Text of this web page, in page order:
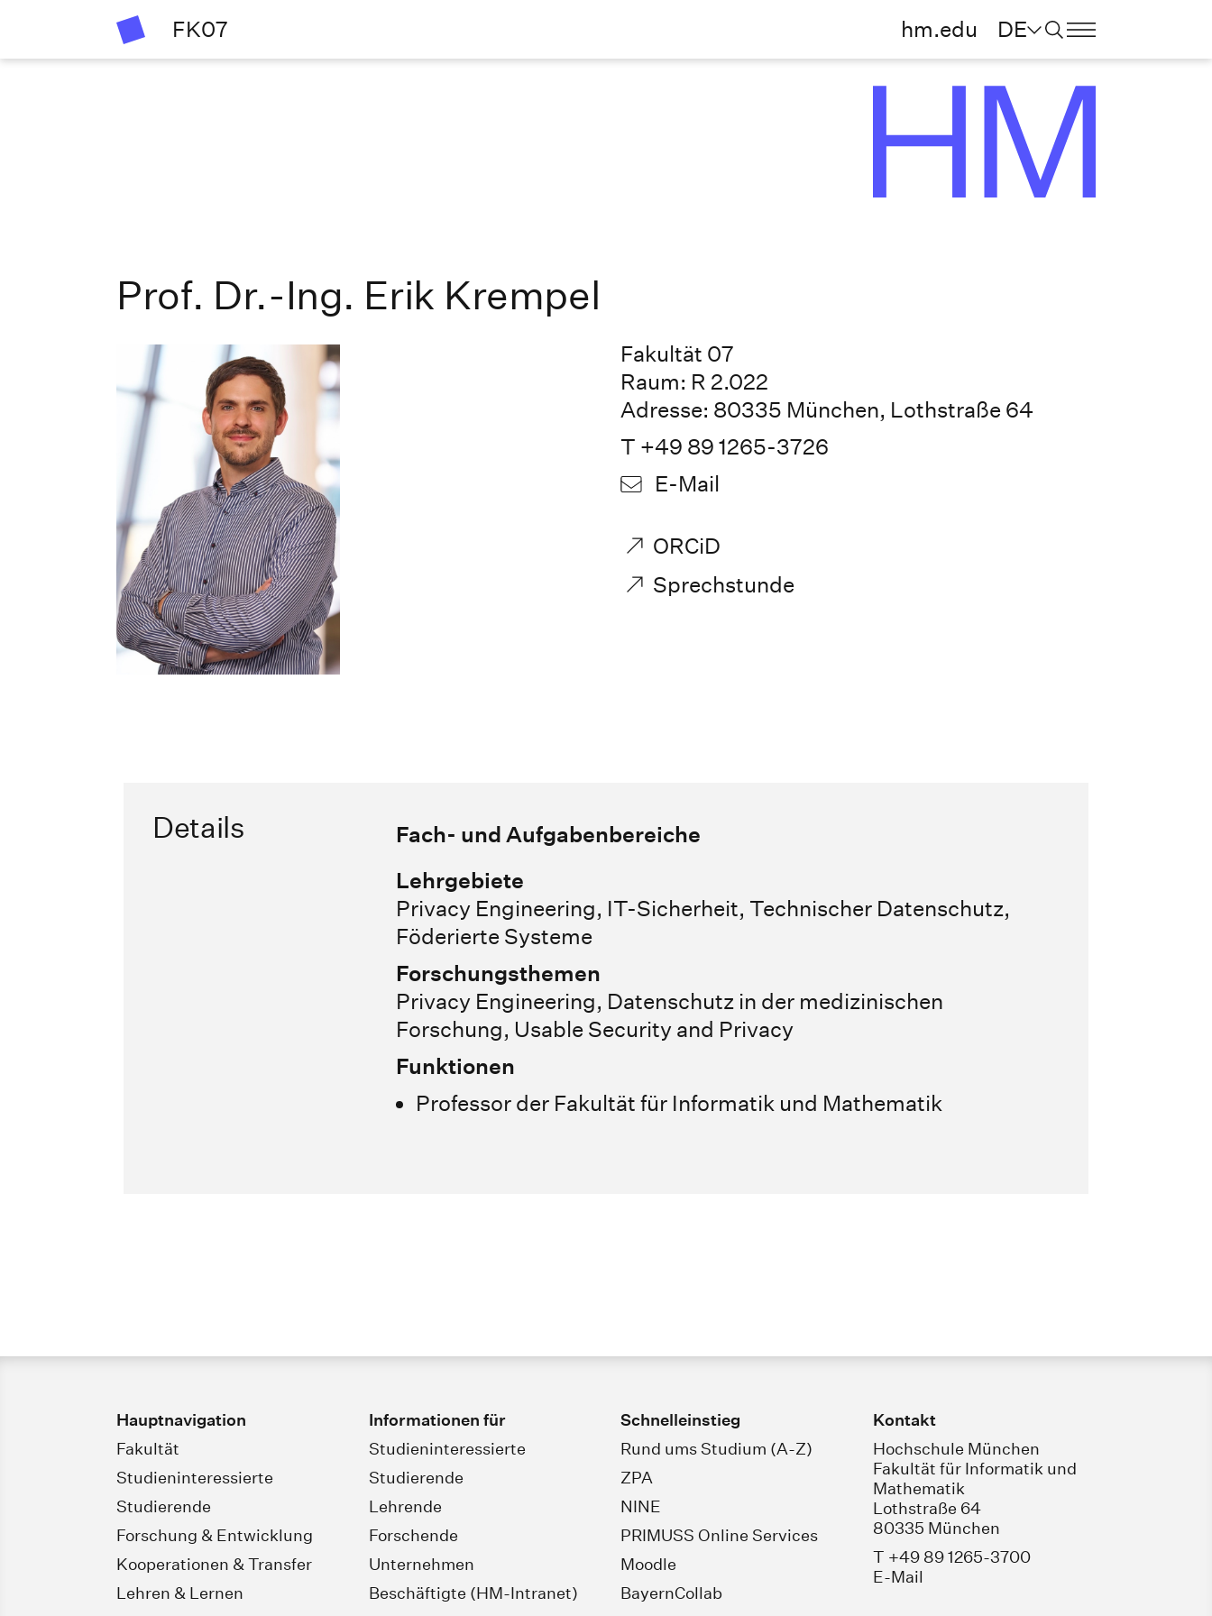
FK07 hm.edu DE
Prof. Dr.-Ing. Erik Krempel
Fakultät 07
Raum: R 2.022
Adresse: 80335 München, Lothstraße 64
T +49 89 1265-3726
E-Mail
ORCiD
Sprechstunde
Details
Fach- und Aufgabenbereiche
Lehrgebiete
Privacy Engineering, IT-Sicherheit, Technischer Datenschutz,
Föderierte Systeme
Forschungsthemen
Privacy Engineering, Datenschutz in der medizinischen
Forschung, Usable Security and Privacy
Funktionen
Professor der Fakultät für Informatik und Mathematik
Hauptnavigation
Fakultät
Studieninteressierte
Studierende
Forschung & Entwicklung
Kooperationen & Transfer
Lehren & Lernen
Informationen für
Studieninteressierte
Studierende
Lehrende
Forschende
Unternehmen
Beschäftigte (HM-Intranet)
Schnelleinstieg
Rund ums Studium (A-Z)
ZPA
NINE
PRIMUSS Online Services
Moodle
BayernCollab
Kontakt
Hochschule München
Fakultät für Informatik und
Mathematik
Lothstraße 64
80335 München
T +49 89 1265-3700
E-Mail